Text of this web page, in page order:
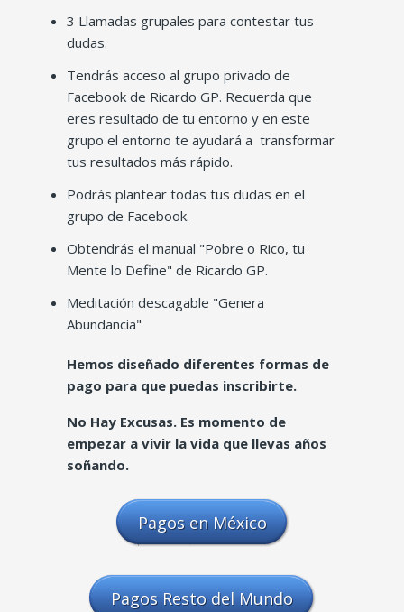
3 Llamadas grupales para contestar tus
dudas.
Tendrás acceso al grupo privado de
Facebook de Ricardo GP. Recuerda que
eres resultado de tu entorno y en este
grupo el entorno te ayudará a transformar
tus resultados más rápido.
Podrás plantear todas tus dudas en el
grupo de Facebook.
Obtendrás el manual "Pobre o Rico, tu
Mente lo Define" de Ricardo GP.
Meditación descagable "Genera
Abundancia"
Hemos diseñado diferentes formas de
pago para que puedas inscribirte.
No Hay Excusas. Es momento de
empezar a vivir la vida que llevas años
soñando.
Pagos en México
Pagos Resto del Mundo